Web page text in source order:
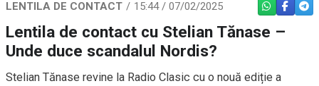
LENTILA DE CONTACT 15:44 / 07/02/2025 WHATSAPP
Lentila de contact cu Stelian Tănase –
Unde duce scandalul Nordis?
Stelian Tănase revine la Radio Clasic cu o nouă ediție a